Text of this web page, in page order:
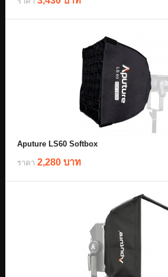
Aputure LS60 Softbox
ราคา 2,280 บาท